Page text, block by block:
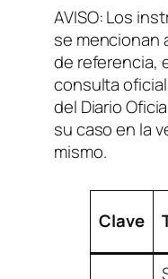
AVISO: Los
se mencionan
de referencia,
consulta
del Diario
su caso en la
mismo.
Clave